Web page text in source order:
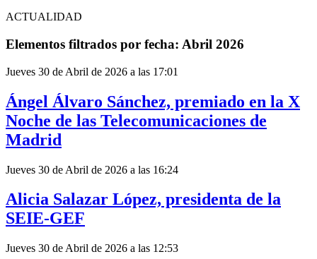
ACTUALIDAD
Elementos filtrados por fecha: Abril 2026
Jueves 30 de Abril de 2026 a las 17:01
Ángel Álvaro Sánchez, premiado en la X
Noche de las Telecomunicaciones de
Madrid
Jueves 30 de Abril de 2026 a las 16:24
Alicia Salazar López, presidenta de la
SEIE-GEF
Jueves 30 de Abril de 2026 a las 12:53